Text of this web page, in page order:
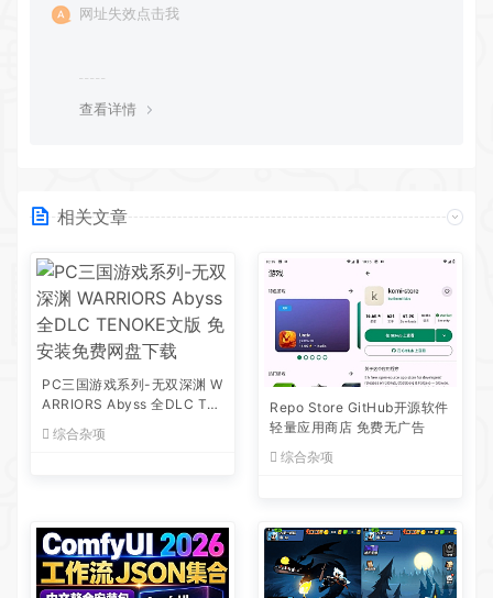
网址失效点击我
查看详情
相关文章
PC三国游戏系列-无双深渊 W
ARRIORS Abyss 全DLC TE
NOKE文版 免安装免费网盘下
载
综合杂项
Repo Store GitHub开源软件
轻量应用商店 免费无广告
综合杂项